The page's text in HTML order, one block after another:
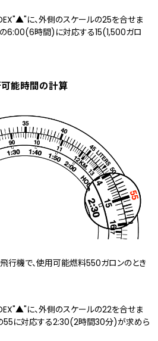
に、外側のスケールの25を合せま
の6:00(6時間)に対応する15(1,500ガロ
能時間の計算
機で、使用可能燃料550ガロンのとき
に、外側のスケールの22を合せま
55に対応する2:30(2時間30分)が求めら